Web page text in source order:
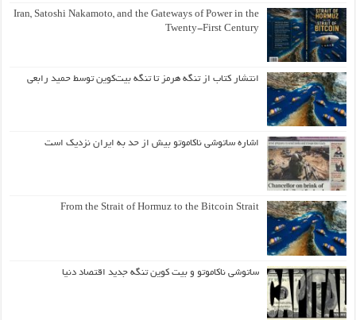
Iran, Satoshi Nakamoto, and the Gateways of Power in the
Twenty-First Century
انتشار کتاب از تنگه هرمز تا تنگه بیت‌کوین توسط حمید رابعی
اشاره ساتوشی ناکاموتو بیش از حد به ایران نزدیک است
From the Strait of Hormuz to the Bitcoin Strait
ساتوشی ناکاموتو و بیت کوین تنگه جدید اقتصاد دنیا